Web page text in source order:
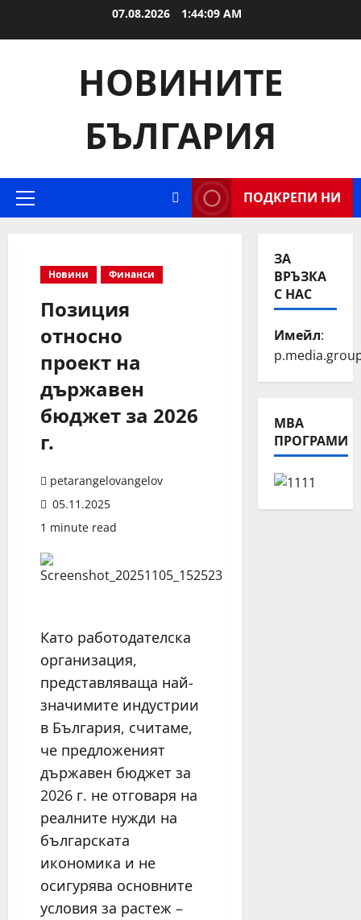
07.08.2026 1:44:10 AM
НОВИНИТЕ
БЪЛГАРИЯ
Primary
ПОДКРЕПИ НИ
Новини Финанси
Позиция
относно
проект на
държавен
бюджет за 2026
г.
petarangelovangelov
05.11.2025
1 minute read
Като работодателска
организация,
представляваща най-
значимите индустрии
в България, считаме,
че предложеният
държавен бюджет за
2026 г. не отговаря на
реалните нужди на
българската
икономика и не
осигурява основните
условия за растеж –
ЗА
ВРЪЗКА
С НАС
Имейл:
МВА
ПРОГРАМИ